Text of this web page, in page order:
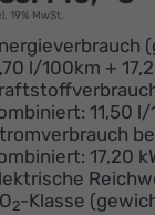
19% MwSt.
l/100km +
11,50
17,20
2-Klasse